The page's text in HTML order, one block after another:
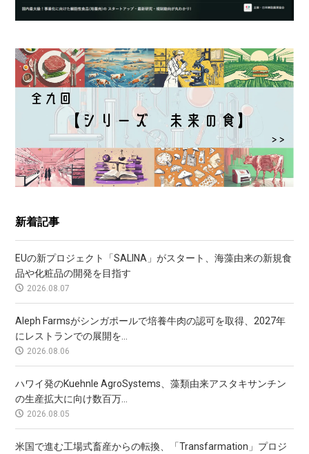
新着記事
EUの新プロジェクト「SALINA」がスタート、海藻由来の新規食
品や化粧品の開発を目指す
2026.08.07
Aleph Farmsがシンガポールで培養牛肉の認可を取得、2027年
にレストランでの展開を...
2026.08.06
ハワイ発のKuehnle AgroSystems、藻類由来アスタキサンチン
の生産拡大に向け数百万...
2026.08.05
米国で進む工場式畜産からの転換、「Transfarmation」プロジ